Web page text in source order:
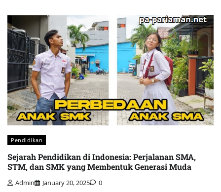
Pendidikan
Sejarah Pendidikan di Indonesia: Perjalanan SMA,
STM, dan SMK yang Membentuk Generasi Muda
Admin January 20, 2025 0